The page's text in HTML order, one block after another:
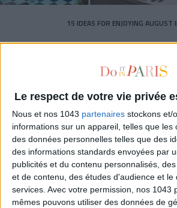
Le respect de votre vie privée
Nous et nos 1043 partenaires stockons et/
informations sur un appareil, telles que les
des données personnelles telles que des
des informations standards envoyées par
publicités et du contenu personnalisés,
et de contenu, des études d'audience et le
services. Avec votre permission, nos 1043
mêmes pouvons utiliser des données de
15 IDEAS FOR ENJOYING AUGUST
SPF 50 SUNSCREENS YOU'LL ACTUALLY